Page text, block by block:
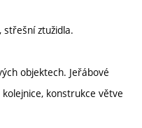
střešní ztužidla.
objektech. Jeřábové
konstrukce větve